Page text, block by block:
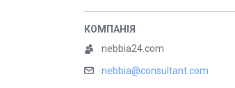
nebbia24.com
nebbia@consultant.com